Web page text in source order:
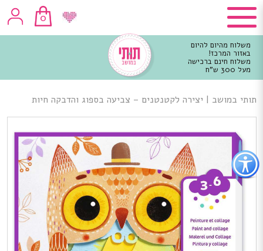
כפתור
לפתיחת
תפריט
נגישות
0
משלוח מהיום להיום
באזור המרכז!
משלוח חינם ברכישה
מעל 300 ש"ח
מרכזי
תותי במושב | יצירה לקטנטנים – צביעה בספוג והדבקה חיות